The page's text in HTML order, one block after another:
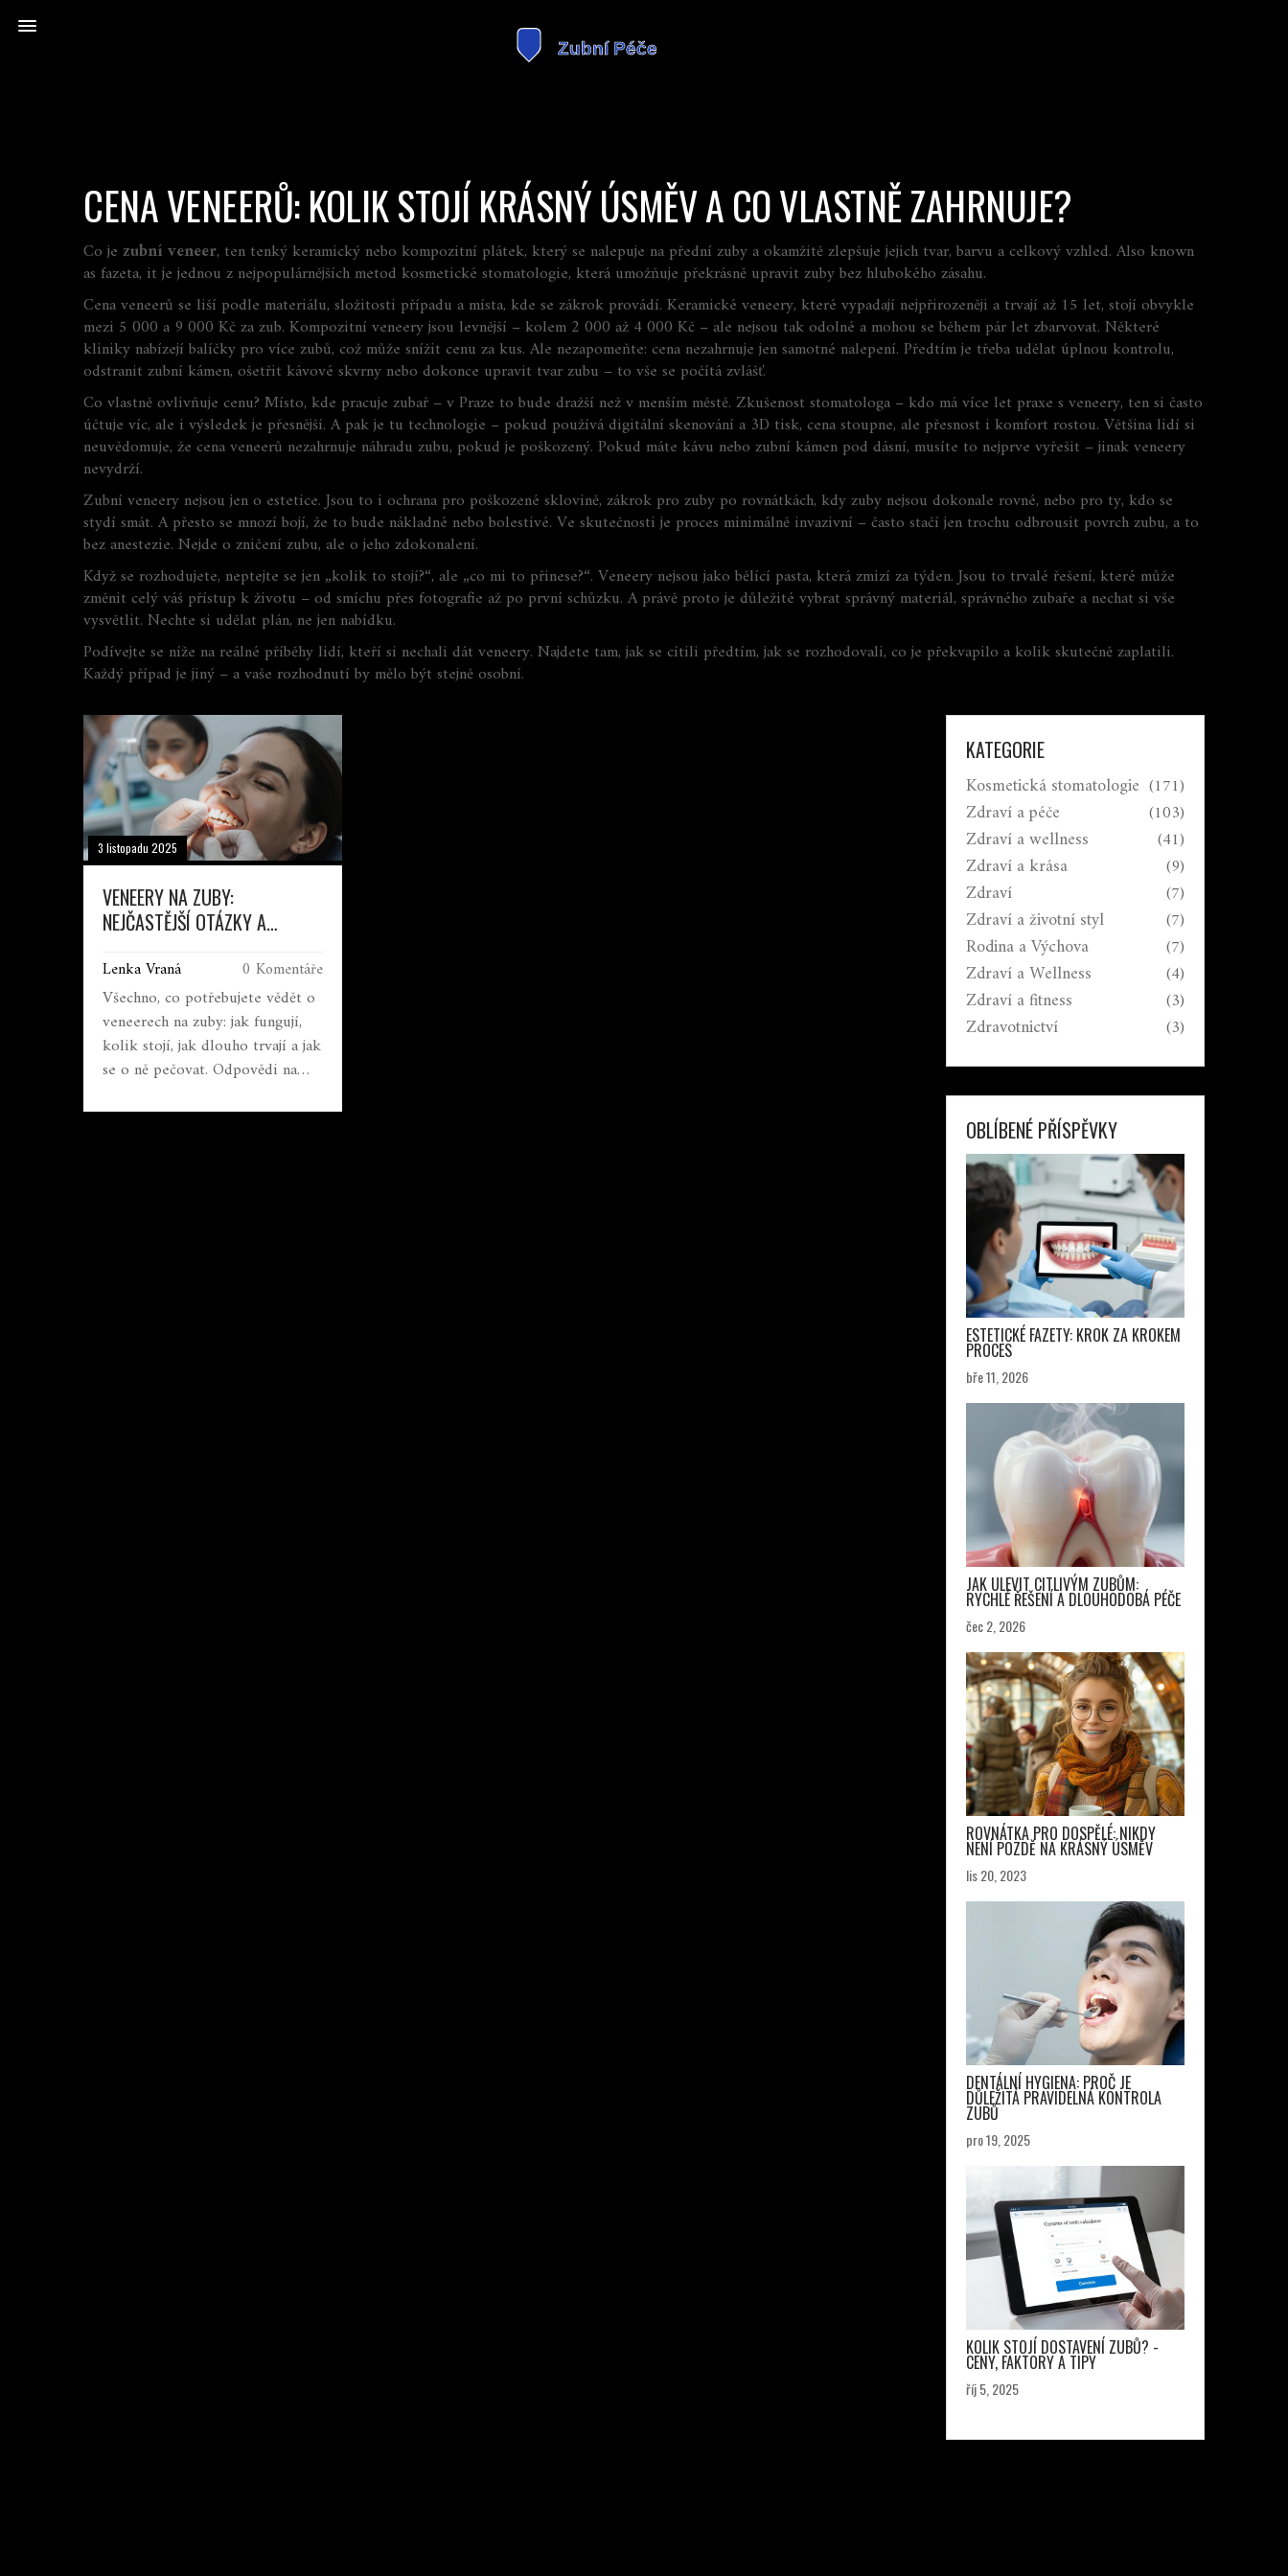
CENA VENEERŮ: KOLIK STOJÍ KRÁSNÝ ÚSMĚV A CO VLASTNĚ ZAHRNUJE?
Co je zubní veneer, ten tenký keramický nebo kompozitní plátek, který se nalepuje na přední zuby a okamžitě zlepšuje jejich tvar, barvu a celkový vzhled. Also known
as fazeta, itje jednou z nejpopulárnějších metod kosmetické stomatologie, která umožňuje překrásně upravit zuby bez hlubokého zásahu.
Cena veneerů se liší podle materiálu, složitosti případu a místa, kde se zákrok provádí. Keramické veneery, které vypadají nejpřirozeněji a trvají až 15 let, stojí obvykle
mezi 5 000 a 9 000 Kč za zub. Kompozitní veneery jsou levnější – kolem 2 000 až 4 000 Kč – ale nejsou tak odolné a mohou se během pár let zbarvovat. Některé
kliniky nabízejí balíčky pro více zubů, což může snížit cenu za kus. Ale nezapomeňte: cena nezahrnuje jen samotné nalepení. Předtím je třeba udělat úplnou kontrolu,
odstranit zubní kámen, ošetřit kávové skvrny nebo dokonce upravit tvar zubu – to vše se počítá zvlášť.
Co vlastně ovlivňuje cenu? Místo, kde pracuje zubař – v Praze to bude dražší než v menším městě. Zkušenost stomatologa – kdo má více let praxe s veneery, ten si často
účtuje víc, ale i výsledek je přesnější. A pak je tu technologie – pokud používá digitální skenování a 3D tisk, cena stoupne, ale přesnost i komfort rostou. Většina lidí si
neuvědomuje, že cena veneerů nezahrnuje náhradu zubu, pokud je poškozený. Pokud máte kávu nebo zubní kámen pod dásní, musíte to nejprve vyřešit – jinak veneery
nevydrží.
Zubní veneery nejsou jen o estetice. Jsou to i ochrana pro poškozené sklovině, zákrok pro zuby po rovnátkách, kdy zuby nejsou dokonale rovné, nebo pro ty, kdo se
stydí smát. A přesto se mnozí bojí, že to bude nákladné nebo bolestivé. Ve skutečnosti je proces minimálně invazivní – často stačí jen trochu odbrousit povrch zubu, a to
bez anestezie. Nejde o zničení zubu, ale o jeho zdokonalení.
Když se rozhodujete, neptejte se jen „kolik to stojí?“, ale „co mi to přinese?“. Veneery nejsou jako bělící pasta, která zmizí za týden. Jsou to trvalé řešení, které může
změnit celý váš přístup k životu – od smíchu přes fotografie až po první schůzku. A právě proto je důležité vybrat správný materiál, správného zubaře a nechat si vše
vysvětlit. Nechte si udělat plán, ne jen nabídku.
Podívejte se níže na reálné příběhy lidí, kteří si nechali dát veneery. Najdete tam, jak se cítili předtím, jak se rozhodovali, co je překvapilo a kolik skutečně zaplatili.
Každý případ je jiný – a vaše rozhodnutí by mělo být stejně osobní.
3 listopadu 2025
VENEERY NA ZUBY:
NEJČASTĚJŠÍ OTÁZKY A
Lenka Vraná 0 Komentáře
Všechno, co potřebujete vědět o
veneerech na zuby: jak fungují,
kolik stojí, jak dlouho trvají a jak
se o ně pečovat. Odpovědi na
KATEGORIE
Kosmetická stomatologie (171)
Zdraví a péče (103)
Zdraví a wellness (41)
Zdraví a krása (9)
Zdraví (7)
Zdraví a životní styl (7)
Rodina a Výchova (7)
Zdraví a Wellness (4)
Zdraví a fitness (3)
Zdravotnictví (3)
OBLÍBENÉ PŘÍSPĚVKY
ESTETICKÉ FAZETY: KROK ZA KROKEM
PROCES
bře 11, 2026
JAK ULEVIT CITLIVÝM ZUBŮM:
RYCHLÉ ŘEŠENÍ A DLOUHODOBÁ PÉČE
čec 2, 2026
ROVNÁTKA PRO DOSPĚLÉ: NIKDY
NENÍ POZDĚ NA KRÁSNÝ ÚSMĚV
lis 20, 2023
DENTÁLNÍ HYGIENA: PROČ JE
DŮLEŽITÁ PRAVIDELNÁ KONTROLA
ZUBŮ
pro 19, 2025
KOLIK STOJÍ DOSTAVENÍ ZUBŮ? -
CENY, FAKTORY A TIPY
říj 5, 2025